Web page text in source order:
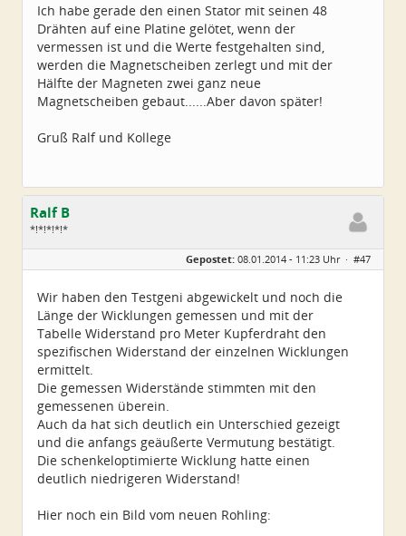
Ich habe gerade den einen Stator mit seinen 48
Drähten auf eine Platine gelötet, wenn der
vermessen ist und die Werte festgehalten sind,
werden die Magnetscheiben zerlegt und mit der
Hälfte der Magneten zwei ganz neue
Magnetscheiben gebaut......Aber davon später!
Gruß Ralf und Kollege
Ralf B
*!*!*!*!*
Geschlecht:
keine Angabe
Beiträge:
659
Gepostet: 08.01.2014 - 11:23 Uhr · #47
Wir haben den Testgeni abgewickelt und noch die
Länge der Wicklungen gemessen und mit der
Tabelle Widerstand pro Meter Kupferdraht den
spezifischen Widerstand der einzelnen Wicklungen
ermittelt.
Die gemessen Widerstände stimmten mit den
gemessenen überein.
Auch da hat sich deutlich ein Unterschied gezeigt
und die anfangs geäußerte Vermutung bestätigt.
Die schenkeloptimierte Wicklung hatte einen
deutlich niedrigeren Widerstand!
Hier noch ein Bild vom neuen Rohling: